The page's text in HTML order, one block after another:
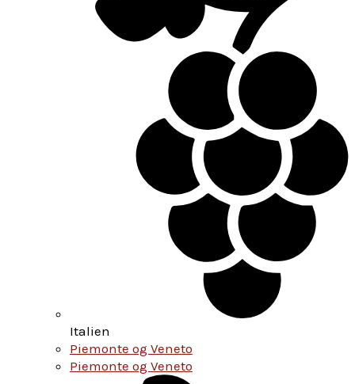
Italien
Piemonte og Veneto
Piemonte og Veneto